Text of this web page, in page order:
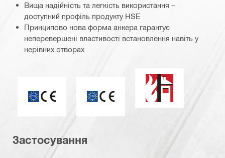
Вища надійність та легкість використання –
доступний профіль продукту HSE
Принципово нова форма анкера гарантує
неперевершені властивості встановлення навіть у
нерівних отворах
CE_ETA_Logokombi (157823)
Вогнестійкість
Застосування